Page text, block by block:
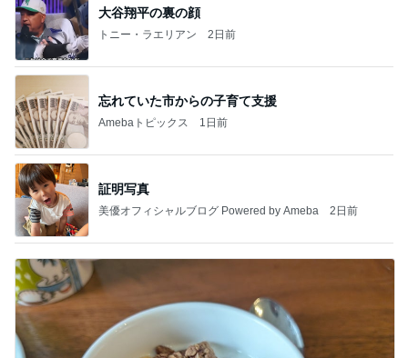
大谷翔平の裏の顔
トニー・ラエリアン 2日前
忘れていた市からの子育て支援
Amebaトピックス 1日前
証明写真
美優オフィシャルブログ Powered by Ameba 2日前